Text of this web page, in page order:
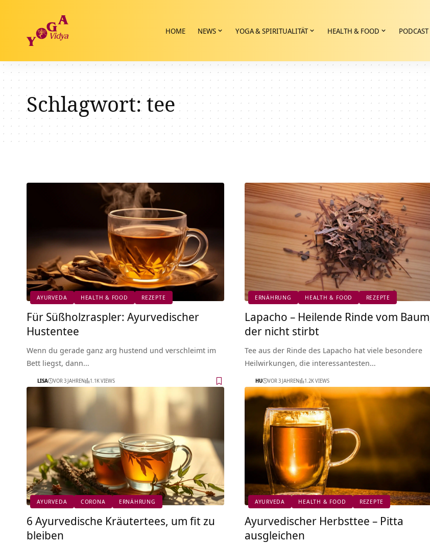
HOME NEWS YOGA & SPIRITUALITÄT HEALTH & FOOD PODCAST
Schlagwort:tee
AYURVEDA HEALTH & FOOD REZEPTE
Für Süßholzraspler: Ayurvedischer
Hustentee
Wenn du gerade ganz arg hustend und verschleimt im
Bett liegst, dann…
LISA VOR 3 JAHREN 1.1K VIEWS
ERNÄHRUNG HEALTH & FOOD REZEPTE
Lapacho – Heilende Rinde vom
der nicht stirbt
Tee aus der Rinde des Lapacho hat viele besondere
Heilwirkungen, die interessantesten…
HU VOR 3 JAHREN 1.2K VIEWS
AYURVEDA CORONA ERNÄHRUNG
6 Ayurvedische Kräutertees, um fit zu
bleiben
AYURVEDA HEALTH & FOOD REZEPTE
Ayurvedischer Herbsttee – Pitta
ausgleichen